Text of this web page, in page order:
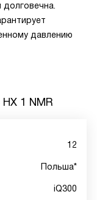
долговечна.
давлению
1 NMR
12
Польша*
iQ300